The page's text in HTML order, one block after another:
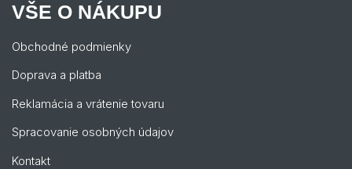
VŠE O NÁKUPU
Obchodné podmienky
Doprava a platba
Reklamácia a vrátenie tovaru
Spracovanie osobných údajov
Kontakt